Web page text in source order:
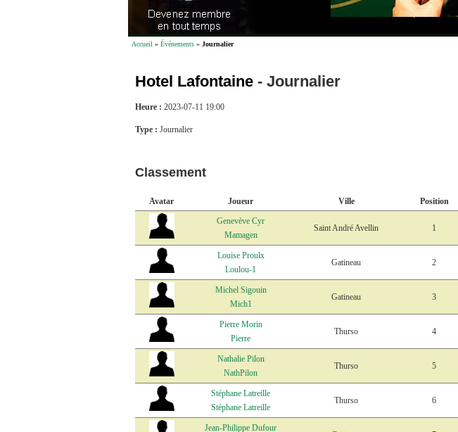
Accueil » Événements » Journalier
Hotel Lafontaine - Journalier
Heure : 2023-07-11 19:00
Type : Journalier
Classement
Avatar Joueur Ville Position
Genevève Cyr
Mamagen
Saint André Avellin 1
Louise Proulx
Loulou-1
Gatineau 2
Michel Sigouin
Mich1
Gatineau 3
Pierre Morin
Pierre
Thurso 4
Nathalie Pilon
NathPilon
Thurso 5
Stéphane Latreille
Stéphane Latreille
Thurso 6
Jean-Philippe Dufour